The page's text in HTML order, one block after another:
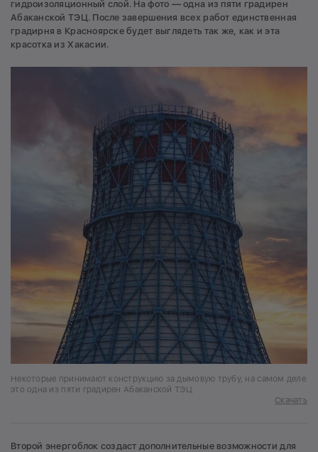
гидроизоляционный слой. На фото — одна из пяти градирен
Абаканской ТЭЦ. После завершения всех работ единственная
градирня в Красноярске будет выглядеть так же, как и эта
красотка из Хакасии.
Некоторые принимают конструкцию за дымовую трубу, на самом деле
это одна из пяти градирен Абаканской ТЭЦ
Скачать
Второй энергоблок создаст дополнительные возможности для